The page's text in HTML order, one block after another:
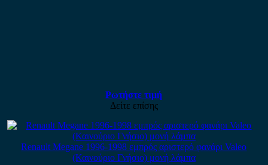
Ρωτήστε τιμή
Δείτε επίσης
Renault Megane 1996-1998 εμπρός αριστερό φανάρι Valeo
(Καινούριο Γνήσιο) μονή λάμπα